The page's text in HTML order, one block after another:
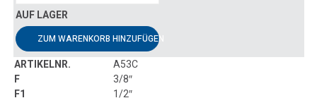
ZUM WARENKORB HINZUFÜGEN
A53C
3/8″
1/2″